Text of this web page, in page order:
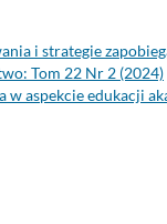
i strategie
Tom 22 Nr 2 (2024)
w aspekcie edukacji